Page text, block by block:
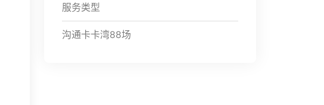
服务类型
沟通卡卡湾88场